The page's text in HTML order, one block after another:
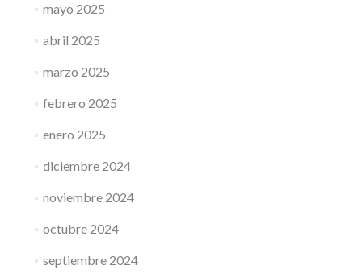
mayo 2025
abril 2025
marzo 2025
febrero 2025
enero 2025
diciembre 2024
noviembre 2024
octubre 2024
septiembre 2024